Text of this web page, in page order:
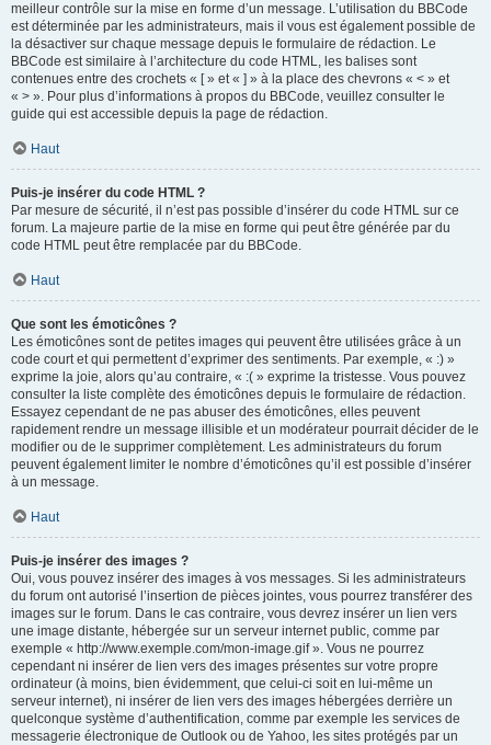
meilleur contrôle sur la mise en forme d’un message. L’utilisation du BBCode
est déterminée par les administrateurs, mais il vous est également possible de
la désactiver sur chaque message depuis le formulaire de rédaction. Le
BBCode est similaire à l’architecture du code HTML, les balises sont
contenues entre des crochets « [ » et « ] » à la place des chevrons « < » et
« > ». Pour plus d’informations à propos du BBCode, veuillez consulter le
guide qui est accessible depuis la page de rédaction.
Haut
Puis-je insérer du code HTML ?
Par mesure de sécurité, il n’est pas possible d’insérer du code HTML sur ce
forum. La majeure partie de la mise en forme qui peut être générée par du
code HTML peut être remplacée par du BBCode.
Haut
Que sont les émoticônes ?
Les émoticônes sont de petites images qui peuvent être utilisées grâce à un
code court et qui permettent d’exprimer des sentiments. Par exemple, « :) »
exprime la joie, alors qu’au contraire, « :( » exprime la tristesse. Vous pouvez
consulter la liste complète des émoticônes depuis le formulaire de rédaction.
Essayez cependant de ne pas abuser des émoticônes, elles peuvent
rapidement rendre un message illisible et un modérateur pourrait décider de le
modifier ou de le supprimer complètement. Les administrateurs du forum
peuvent également limiter le nombre d’émoticônes qu’il est possible d’insérer
à un message.
Haut
Puis-je insérer des images ?
Oui, vous pouvez insérer des images à vos messages. Si les administrateurs
du forum ont autorisé l’insertion de pièces jointes, vous pourrez transférer des
images sur le forum. Dans le cas contraire, vous devrez insérer un lien vers
une image distante, hébergée sur un serveur internet public, comme par
exemple « http://www.exemple.com/mon-image.gif ». Vous ne pourrez
cependant ni insérer de lien vers des images présentes sur votre propre
ordinateur (à moins, bien évidemment, que celui-ci soit en lui-même un
serveur internet), ni insérer de lien vers des images hébergées derrière un
quelconque système d’authentification, comme par exemple les services de
messagerie électronique de Outlook ou de Yahoo, les sites protégés par un